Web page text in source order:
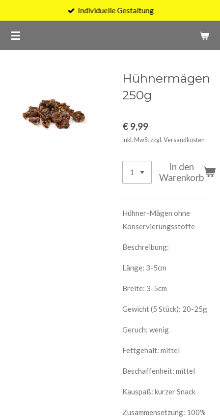
springen
Individuelle Gestaltung
Hühnermägen
250g
€ 9,99
inkl. MwSt zzgl. Versandkosten
In den
Warenkorb
Hühner-Mägen ohne
Konservierungsstoffe
Beschreibung:
Länge: 3-5cm
Breite: 3-5cm
Gewicht (5 Stück): 20-25g
Geruch: wenig
Fettgehalt: mittel
Beschaffenheit: mittel
Kauspaß: kurzer Snack
Zusammensetzung: 100%